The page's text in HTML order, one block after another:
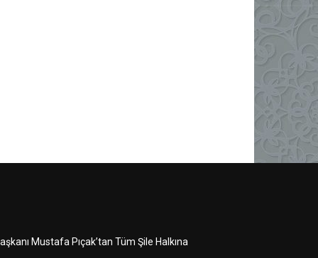
Mustafa Pıçak’tan Tüm Şile Halkına